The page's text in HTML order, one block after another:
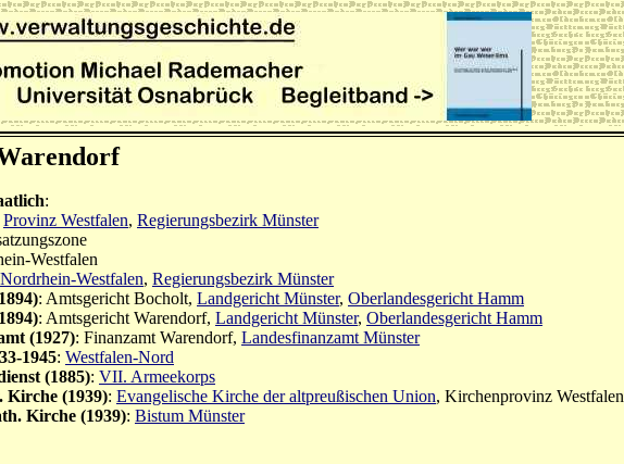
:
Provinz Westfalen, Regierungsbezirk Münster
Westfalen
Nordrhein-Westfalen, Regierungsbezirk Münster
: Amtsgericht Bocholt, Landgericht Münster, Oberlandesgericht Hamm
: Amtsgericht Warendorf, Landgericht Münster, Oberlandesgericht Hamm
(1927): Finanzamt Warendorf, Landesfinanzamt Münster
1945: Westfalen-Nord
(1885): VII. Armeekorps
Kirche (1939): Evangelische Kirche der altpreußischen Union, Kirchenprovinz Westfalen
Kirche (1939): Bistum Münster